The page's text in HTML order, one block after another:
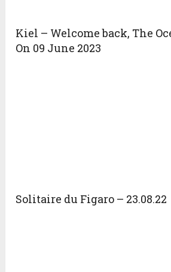
Kiel – Welcome back, The
On 09 June 2023
Solitaire du Figaro – 23.08.22